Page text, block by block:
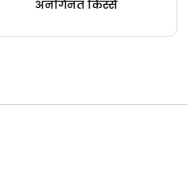
अनगिनत किस्से